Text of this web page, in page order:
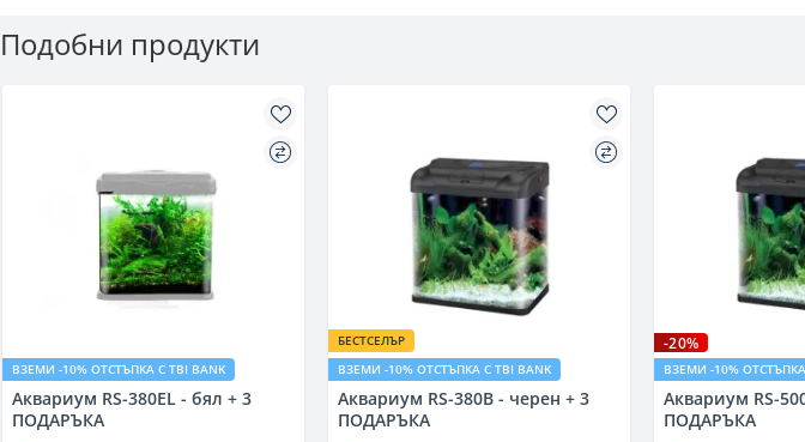
Подобни продукти
ВЗЕМИ -10% ОТСТЪПКА С TBI BANK
Аквариум RS-380EL - бял + 3
ПОДАРЪКА
БЕСТСЕЛЪР
ВЗЕМИ -10% ОТСТЪПКА С TBI BANK
Аквариум RS-380B - черен + 3
ПОДАРЪКА
ВЗЕМИ -10% ОТСТЪПКА
-20%
Аквариум RS-
ПОДАРЪКА